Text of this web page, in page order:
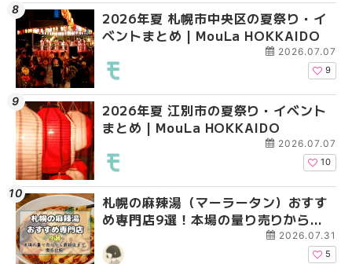
2026年夏 札幌市中央区の夏祭り・イ
ベントまとめ | MouLa HOKKAIDO
2026.07.07
9
2026年夏 江別市の夏祭り・イベント
まとめ | MouLa HOKKAIDO
2026.07.07
10
札幌の麻辣湯（マーラータン）おすす
め専門店9選！本場の量り売りから最
新店まで徹底比較 | MouLa
HOKKAIDO
2026.07.31
5
2026年夏 札幌市南区
ントまとめ | MouLa
2026年夏 札幌市中央
ベントまとめ |
2026年夏 恵庭市・千
イベントまとめ |
【2026年最新】新千
えない絶対に外せない
焼き菓子18選 |
【新千歳空港】新カー
業。「SUPER
ーパーラウンジアネッ
介！！ | MouLa
2026年夏 札幌市豊平
ベントまとめ |